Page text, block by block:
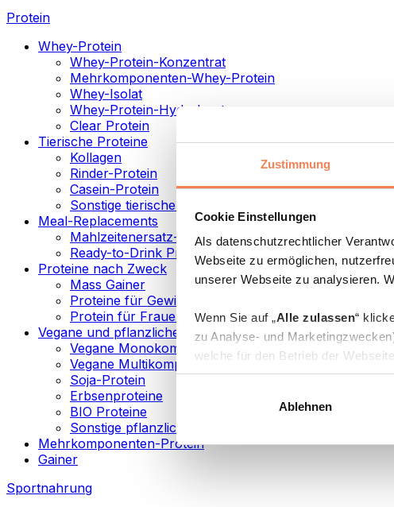
Zustimmung
Cookie Einstellungen
Als datenschutzrechtlicher
Webseite zu ermöglichen,
unserer Webseite zu analysieren.
Wenn Sie auf „Alle zulassen“
zu Analyse- und
welche für den Betrieb der
„Anpassen“ einzelne Kategorien
Weitere Informationen über die
Ablehnen
Protein
Whey-Protein
Whey-Protein-Konzentrat
Mehrkomponenten-Whey-Protein
Whey-Isolat
Whey-Protein-Hydrolysat
Clear Protein
Tierische Proteine
Kollagen
Rinder-Protein
Casein-Protein
Sonstige tierische Proteine
Meal-Replacements
Mahlzeitenersatz-Pulver
Ready-to-Drink Proteingetränke
Proteine nach Zweck
Mass Gainer
Proteine für Gewichtsverlust
Protein für Frauen
Vegane und pflanzliche Proteine
Vegane Monokomponenten-Proteine
Vegane Multikomponenten-Proteine
Soja-Protein
Erbsenproteine
BIO Proteine
Sonstige pflanzliche Proteine
Mehrkomponenten-Protein
Gainer
Sportnahrung